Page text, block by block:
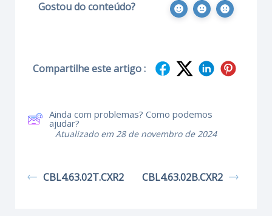
Gostou do conteúdo?
Compartilhe este artigo :
Ainda com problemas? Como podemos
ajudar?
Atualizado em 28 de novembro de 2024
CBL4.63.02T.CXR2 CBL4.63.02B.CXR2